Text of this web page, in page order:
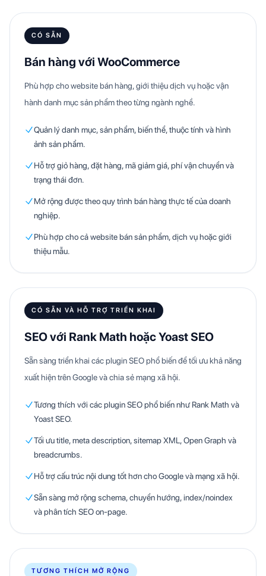
CÓ SẴN
Bán hàng với WooCommerce
Phù hợp cho website bán hàng, giới thiệu dịch vụ hoặc vận
hành danh mục sản phẩm theo từng ngành nghề.
Quản lý danh mục, sản phẩm, biến thể, thuộc tính và hình
ảnh sản phẩm.
Hỗ trợ giỏ hàng, đặt hàng, mã giảm giá, phí vận chuyển và
trạng thái đơn.
Mở rộng được theo quy trình bán hàng thực tế của doanh
nghiệp.
Phù hợp cho cả website bán sản phẩm, dịch vụ hoặc giới
thiệu mẫu.
CÓ SẴN VÀ HỖ TRỢ TRIỂN KHAI
SEO với Rank Math hoặc Yoast SEO
Sẵn sàng triển khai các plugin SEO phổ biến để tối ưu khả năng
xuất hiện trên Google và chia sẻ mạng xã hội.
Tương thích với các plugin SEO phổ biến như Rank Math và
Yoast SEO.
Tối ưu title, meta description, sitemap XML, Open Graph và
breadcrumbs.
Hỗ trợ cấu trúc nội dung tốt hơn cho Google và mạng xã hội.
Sẵn sàng mở rộng schema, chuyển hướng, index/noindex
và phân tích SEO on-page.
TƯƠNG THÍCH MỞ RỘNG